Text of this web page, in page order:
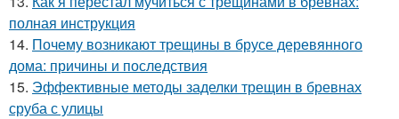
полная инструкция
14. Почему возникают трещины в брусе деревянного
дома: причины и последствия
15. Эффективные методы заделки трещин в бревнах
сруба с улицы